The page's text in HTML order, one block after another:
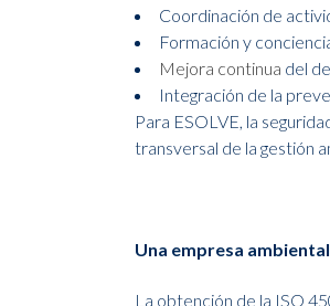
Coordinación de
Formación y
Mejora continua del
Integración de la
Para ESOLVE, la
transversal de la gestión
Una empresa
La obtención de la ISO